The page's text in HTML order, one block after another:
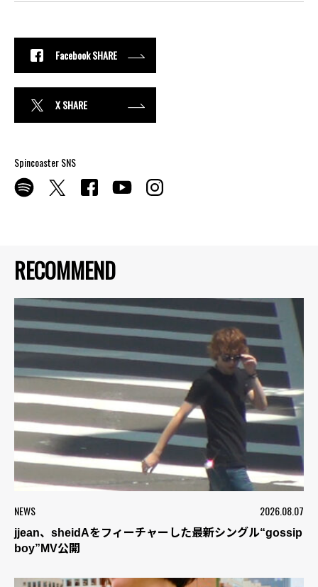
RECOMMEND
NEWS 2026.08.07
jjean、sheidAをフィーチャーした最新シングル“gossip
boy”MV公開
Facebook SHARE
X SHARE
Spincoaster SNS